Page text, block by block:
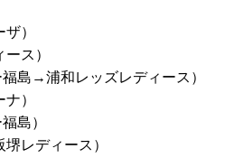
）
ス）
島→浦和レッズレディース）
）
島）
レディース）